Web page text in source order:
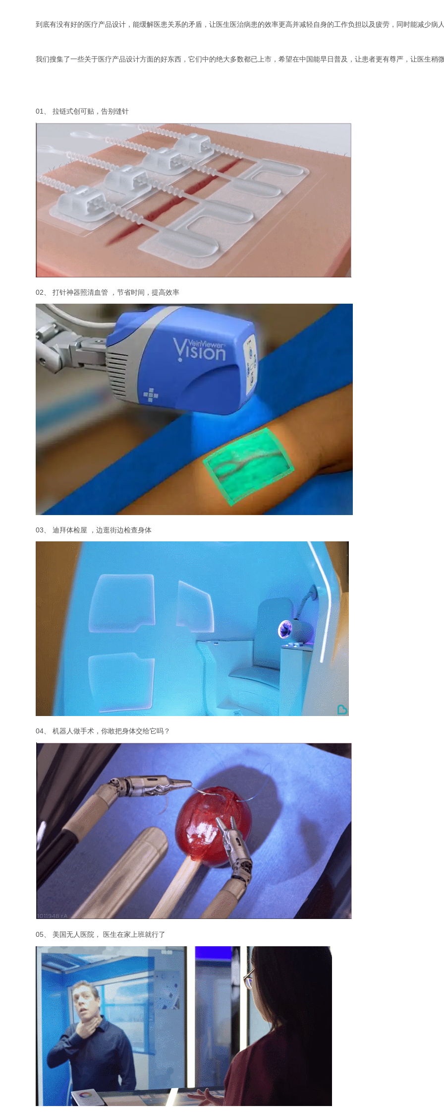
到底有没有好的医疗产品设计，能缓解医患关系的矛盾，让医生医治病患的效率更高并减轻自身的工作负担以及疲劳，同时能减少病
我们搜集了一些关于医疗产品设计方面的好东西，它们中的绝大多数都已上市，希望在中国能早日普及，让患者更有尊严，让医生稍微
01、 拉链式创可贴，告别缝针
02、 打针神器照清血管 ，节省时间，提高效率
03、 迪拜体检屋 ，边逛街边检查身体
04、 机器人做手术，你敢把身体交给它吗？
05、 美国无人医院， 医生在家上班就行了